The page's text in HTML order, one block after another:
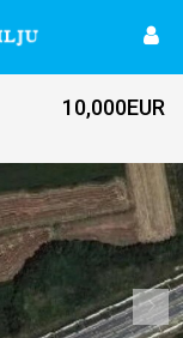
10,000EUR